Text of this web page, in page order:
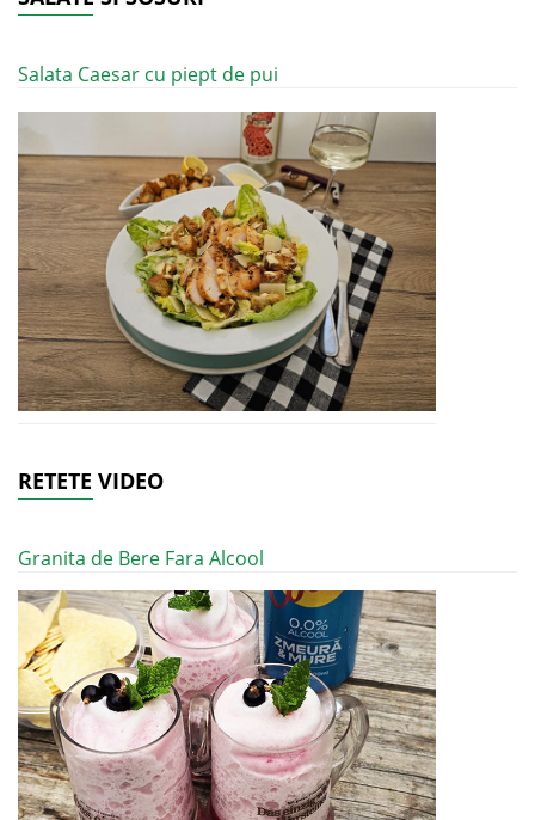
Salata Caesar cu piept de pui
RETETE VIDEO
Granita de Bere Fara Alcool